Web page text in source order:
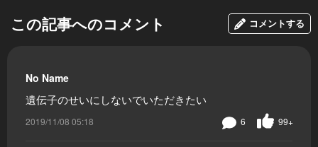
この記事へのコメント コメントする
No Name
遺伝子のせいにしないでいただきたい
2019/11/08 05:18 99+
6